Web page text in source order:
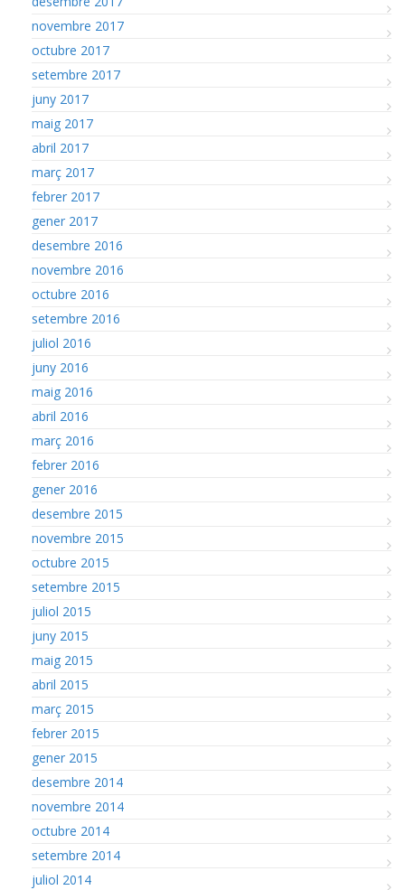
novembre 2017
octubre 2017
setembre 2017
juny 2017
maig 2017
abril 2017
març 2017
febrer 2017
gener 2017
desembre 2016
novembre 2016
octubre 2016
setembre 2016
juliol 2016
juny 2016
maig 2016
abril 2016
març 2016
febrer 2016
gener 2016
desembre 2015
novembre 2015
octubre 2015
setembre 2015
juliol 2015
juny 2015
maig 2015
abril 2015
març 2015
febrer 2015
gener 2015
desembre 2014
novembre 2014
octubre 2014
setembre 2014
juliol 2014